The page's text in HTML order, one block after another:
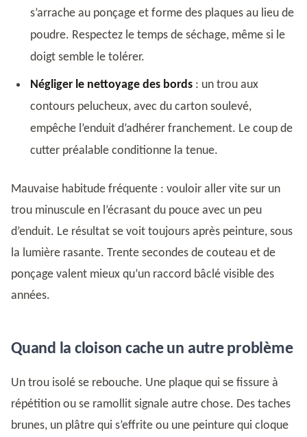
s’arrache au ponçage et forme des plaques au lieu de
poudre. Respectez le temps de séchage, même si le
doigt semble le tolérer.
Négliger le nettoyage des bords : un trou aux
contours pelucheux, avec du carton soulevé,
empêche l’enduit d’adhérer franchement. Le coup de
cutter préalable conditionne la tenue.
Mauvaise habitude fréquente : vouloir aller vite sur un
trou minuscule en l’écrasant du pouce avec un peu
d’enduit. Le résultat se voit toujours après peinture, sous
la lumière rasante. Trente secondes de couteau et de
ponçage valent mieux qu’un raccord bâclé visible des
années.
Quand la cloison cache un autre problème
Un trou isolé se rebouche. Une plaque qui se fissure à
répétition ou se ramollit signale autre chose. Des taches
brunes, un plâtre qui s’effrite ou une peinture qui cloque